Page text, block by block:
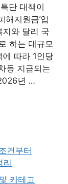
단 대책이
해지원금’입
지와 달리 국
하는 대규모
따라 1인당
등 지급되는
년 …
건부터
리
카테고